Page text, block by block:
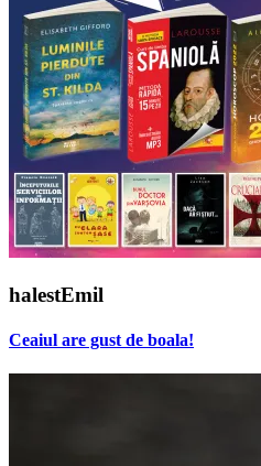
halestEmil
Ceaiul are gust de boala!